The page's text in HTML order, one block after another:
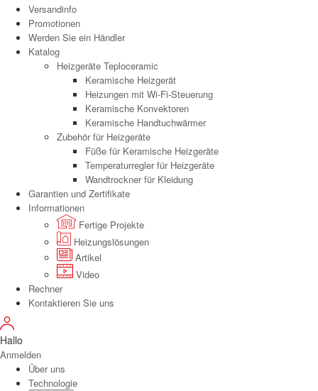
Versandinfo
Promotionen
Werden Sie ein Händler
Katalog
Heizgeräte Teploceramic
Keramische Heizgerät
Heizungen mit Wi-Fi-Steuerung
Keramische Konvektoren
Keramische Handtuchwärmer
Zubehör für Heizgeräte
Füße für Keramische Heizgeräte
Temperaturregler für Heizgeräte
Wandtrockner für Kleidung
Garantien und Zertifikate
Informationen
Fertige Projekte
Heizungslösungen
Artikel
Video
Rechner
Kontaktieren Sie uns
Hallo
Anmelden
Über uns
Technologie